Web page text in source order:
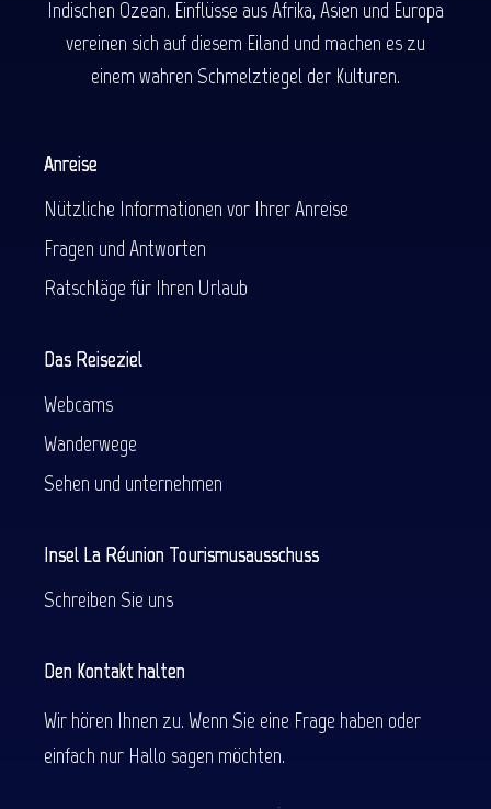
Indischen Ozean. Einflüsse aus Afrika, Asien und Europa
vereinen sich auf diesem Eiland und machen es zu
einem wahren Schmelztiegel der Kulturen.
Anreise
Nützliche Informationen vor Ihrer Anreise
Fragen und Antworten
Ratschläge für Ihren Urlaub
Das Reiseziel
Webcams
Wanderwege
Sehen und unternehmen
Insel La Réunion Tourismusausschuss
Schreiben Sie uns
Den Kontakt halten
Wir hören Ihnen zu. Wenn Sie eine Frage haben oder
einfach nur Hallo sagen möchten.